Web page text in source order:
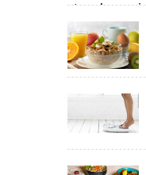
strączkowymi